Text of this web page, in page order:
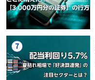
7